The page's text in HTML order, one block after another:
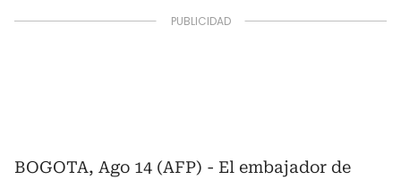
BOGOTA, Ago 14 (AFP) - El embajador de